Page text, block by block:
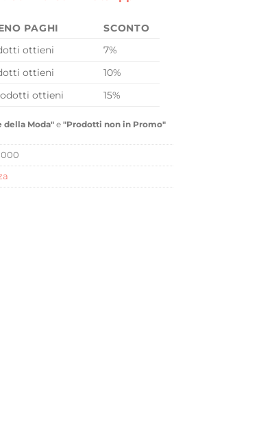
PAGHI
SCONTO
ottieni
7%
ottieni
10%
ottieni
15%
della Moda" e "Prodotti non in Promo"